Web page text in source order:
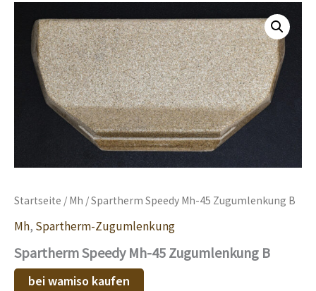
Startseite / Mh / Spartherm Speedy Mh-45 Zugumlenkung B
Mh, Spartherm-Zugumlenkung
Spartherm Speedy Mh-45 Zugumlenkung B
bei wamiso kaufen